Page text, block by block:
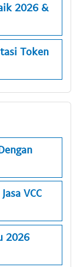
2026 &
Token
VCC
2026